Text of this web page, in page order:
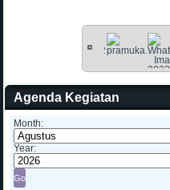
Agenda Kegiatan
Month:
Year: